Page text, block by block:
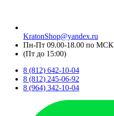
KratonShop@yandex.ru
Пн-Пт 09.00-18.00 по МСК
(Пт до 15:00)
8 (812) 642-10-04
8 (812) 245-06-92
8 (964) 342-10-04